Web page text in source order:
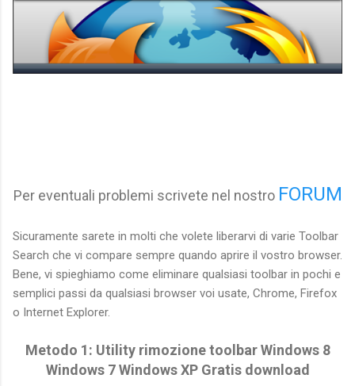
Per eventuali problemi scrivete nel nostro FORUM
Sicuramente sarete in molti che volete liberarvi di varie Toolbar
Search che vi compare sempre quando aprire il vostro browser.
Bene, vi spieghiamo come eliminare qualsiasi toolbar in pochi e
semplici passi da qualsiasi browser voi usate, Chrome, Firefox
o Internet Explorer.
Metodo 1: Utility rimozione toolbar Windows 8
Windows 7 Windows XP Gratis download